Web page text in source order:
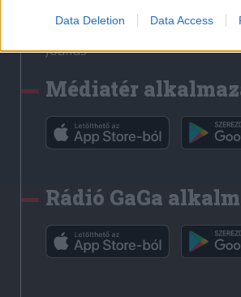
Data Deletion Data Access
Rádió GaGa
Jóállás
Médiatér
Rádió GaGa